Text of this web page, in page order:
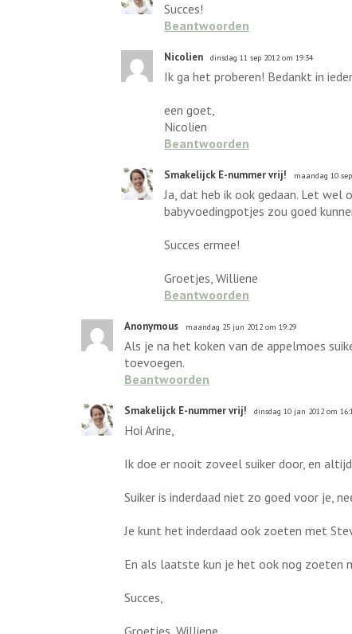
Succes!
Beantwoorden
Nicolien dinsdag 11 sep 2012 om 19:34
Ik ga het proberen! Bedankt in
een goet,
Nicolien
Beantwoorden
Smakelijck E-nummer vrij! maandag 10
Ja, dat heb ik ook gedaan. Let
babyvoedingpotjes zou goed
Succes ermee!
Groetjes, Williene
Beantwoorden
Anonymous maandag 25 jun 2012 om 19:29
Als je na het koken van de appelmoes
toevoegen.
Beantwoorden
Smakelijck E-nummer vrij! dinsdag 10 jan 2012 om
Hoi Arine,
Ik doe er nooit zoveel suiker door, en
Suiker is inderdaad niet zo goed voor je,
Je kunt het inderdaad ook zoeten met
En als laatste kun je het ook nog zoeten
Succes,
Groetjes, Williene